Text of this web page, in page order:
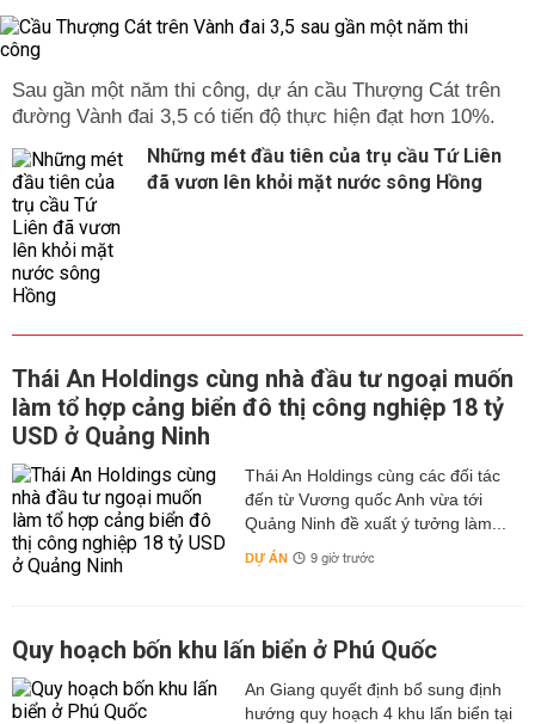
Sau gần một năm thi công, dự án cầu Thượng Cát trên
đường Vành đai 3,5 có tiến độ thực hiện đạt hơn 10%.
Những mét đầu tiên của trụ cầu Tứ Liên
đã vươn lên khỏi mặt nước sông Hồng
Thái An Holdings cùng nhà đầu tư ngoại muốn
làm tổ hợp cảng biển đô thị công nghiệp 18 tỷ
USD ở Quảng Ninh
Thái An Holdings cùng các đối tác
đến từ Vương quốc Anh vừa tới
Quảng Ninh đề xuất ý tưởng làm...
DỰ ÁN 9 giờ trước
Quy hoạch bốn khu lấn biển ở Phú Quốc
An Giang quyết định bổ sung định
hướng quy hoạch 4 khu lấn biển tại